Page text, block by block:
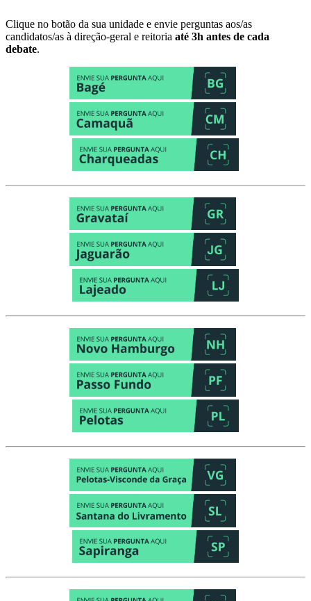
Clique no botão da sua unidade e envie perguntas aos/as
candidatos/as à direção-geral e reitoria até 3h antes de cada
debate.